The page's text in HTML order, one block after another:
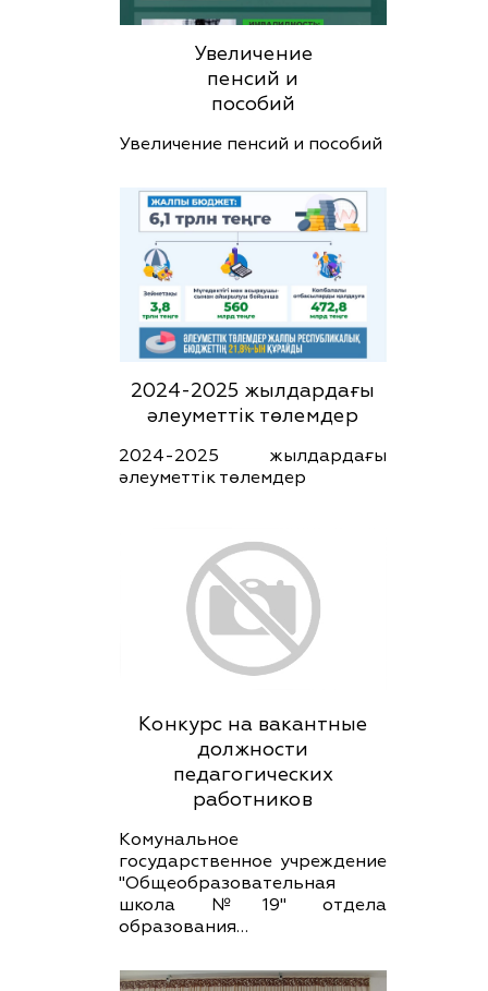
Увеличение
пенсий и
пособий
Увеличение пенсий и пособий
2024-2025 жылдардағы
әлеуметтік төлемдер
2024-2025 жылдардағы
әлеуметтік төлемдер
Конкурс на вакантные
должности
педагогических
работников
Комунальное
государственное учреждение
"Общеобразовательная
школа №19" отдела
образования…